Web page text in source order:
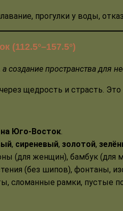
прогулки у воды,
(112.5°–157.5°)
создание пространства для
щедрость и страсть.
Юго-Восток.
, сиреневый, золотой,
(для женщин), бамбук (для
(без шипов), фонтаны,
сломанные рамки, пустые